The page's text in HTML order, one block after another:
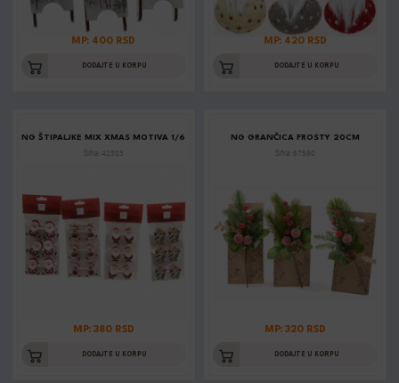
MP: 400 RSD
DODAJTE U KORPU
MP: 420 RSD
DODAJTE U KORPU
NG ŠTIPALJKE MIX XMAS MOTIVA 1/6
Šifra: 42303
MP: 380 RSD
DODAJTE U KORPU
NG GRANČICA FROSTY 20CM
Šifra: 67590
MP: 320 RSD
DODAJTE U KORPU